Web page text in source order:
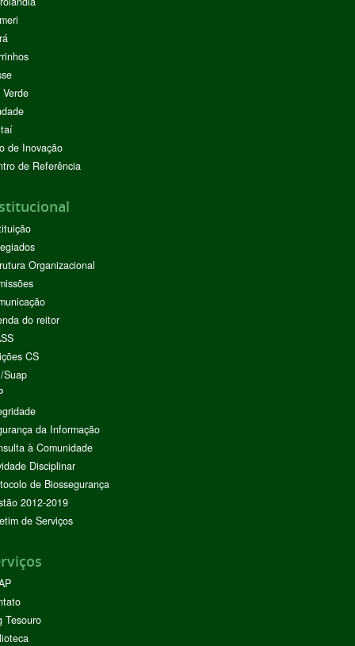
de Inovação
de Referência
Organizacional
do reitor
CS
Suap
da Informação
à Comunidade
Disciplinar
de Biossegurança
2012-2019
de Serviços
Tesouro